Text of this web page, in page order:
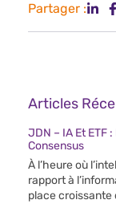
Partager :
Articles
JDN – IA Et ETF
Consensus
À l’heure où
rapport à
place croissante